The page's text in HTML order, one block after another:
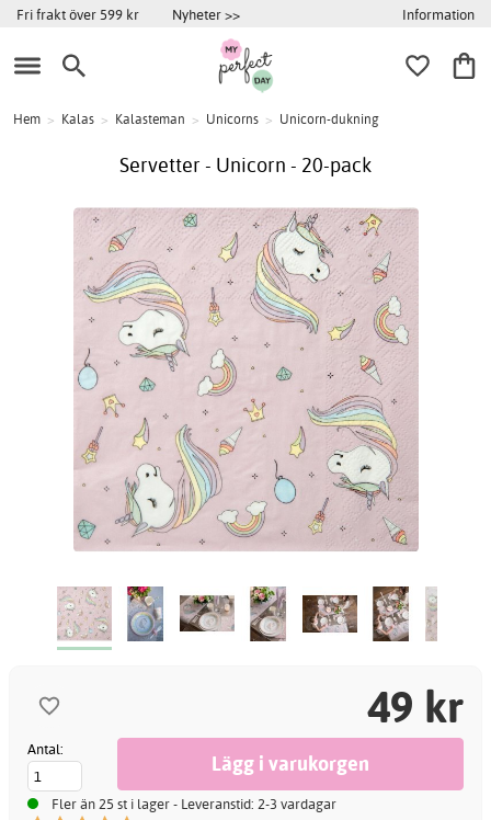
Fri frakt över 599 kr Nyheter >> Information
Hem > Kalas > Kalasteman > Unicorns > Unicorn-dukning
Servetter - Unicorn - 20-pack
49 kr
Antal:
Fler än 25 st i lager - Leveranstid: 2-3 vardagar